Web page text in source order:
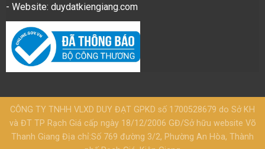
- Website: duydatkiengiang.com
CÔNG TY TNHH VLXD DUY ĐẠT GPKD số 1700528679 do Sở KH
và ĐT TP Rạch Giá cấp ngày 18/12/2006 GĐ/Sở hữu website Võ
Thanh Giang Địa chỉ:Số 769 đường 3/2, Phường An Hòa, Thành